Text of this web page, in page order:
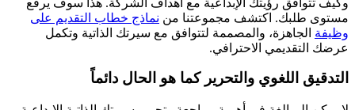
مستوى طلبك. اكتشف مجموعتنا من نماذج خطاب التقديم على
وظيفة الجاهزة، والمصممة لتتوافق مع سيرتك الذاتية وتكمل
عرضك التقديمي الاحترافي.
التدقيق اللغوي والتحرير كما هو الحال دائماً